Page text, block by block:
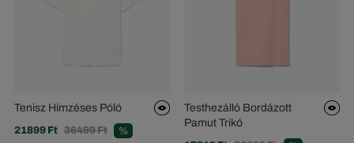
Tenisz Hímzéses Póló
21899 Ft 36499 Ft %
Testhezálló Bordázott
Pamut Trikó